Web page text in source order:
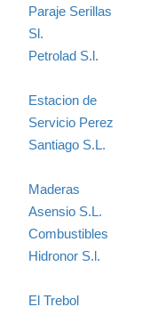
Paraje Serillas
Sl.
Petrolad S.l.
Estacion de
Servicio Perez
Santiago S.L.
Maderas
Asensio S.L.
Combustibles
Hidronor S.l.
El Trebol